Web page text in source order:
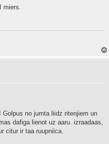
miers.
no jumta liidz ritenjiem un
dafiga lienot uz aaru. izraadaas,
citur ir taa ruupniica.